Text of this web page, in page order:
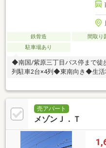
鉄骨造 間取り
駐車場あり
◆南国/紫原三丁目バス停まで
列駐車2台×4列◆東南向き◆生活
売アパート
メゾンＪ．Ｔ